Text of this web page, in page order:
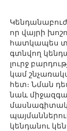
որ վայրի
հատկապես
գտնվող
լուրջ
կամ
հետ։ Նման
նաև
կենդանու